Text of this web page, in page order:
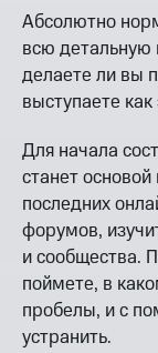
Абсолютно
всю
делаете ли вы
выступаете
Для начала
станет
последних
форумов,
и сообщества.
поймете, в
пробелы, и с
устранить.